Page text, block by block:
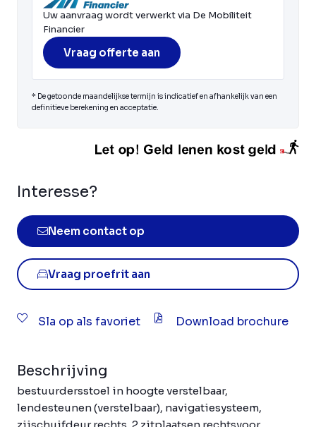
Uw aanvraag wordt verwerkt via De Mobiliteit
Financier
Vraag offerte aan
* De getoonde maandelijkse termijn is indicatief en afhankelijk van een
definitieve berekening en acceptatie.
Interesse?
Neem contact op
Vraag proefrit aan
Sla op als favoriet Download brochure
Beschrijving
bestuurdersstoel in hoogte verstelbaar,
lendesteunen (verstelbaar), navigatiesysteem,